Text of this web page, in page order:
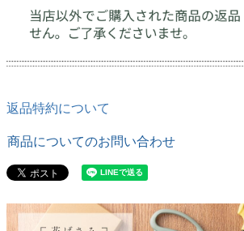
返品特約について
商品についてのお問い合わせ